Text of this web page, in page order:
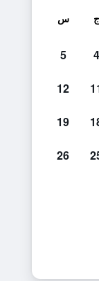
ج س
4
5
12
19
26